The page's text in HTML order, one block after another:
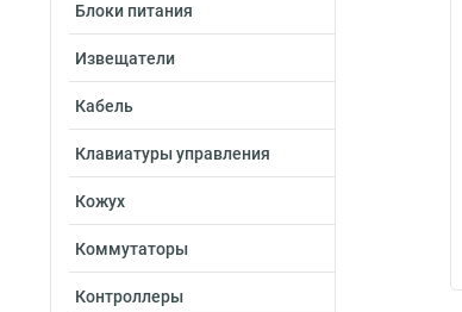
Блоки питания
Извещатели
Кабель
Клавиатуры управления
Кожух
Коммутаторы
Контроллеры